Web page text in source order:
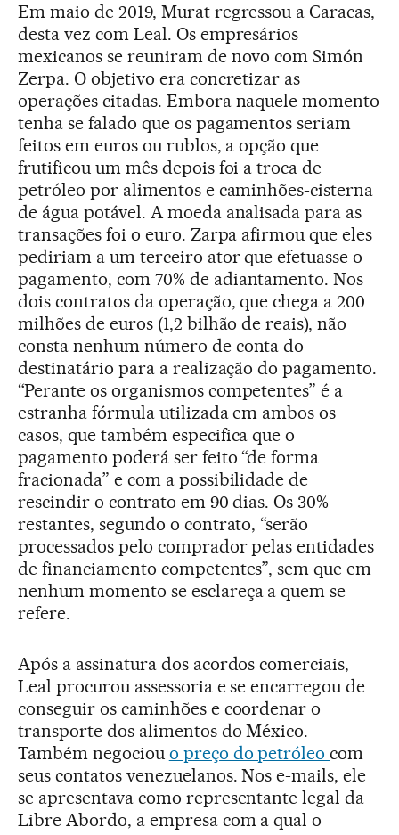
Em maio de 2019, Murat regressou a Caracas,
desta vez com Leal. Os empresários
mexicanos se reuniram de novo com Simón
Zerpa. O objetivo era concretizar as
operações citadas. Embora naquele momento
tenha se falado que os pagamentos seriam
feitos em euros ou rublos, a opção que
frutificou um mês depois foi a troca de
petróleo por alimentos e caminhões-cisterna
de água potável. A moeda analisada para as
transações foi o euro. Zarpa afirmou que eles
pediriam a um terceiro ator que efetuasse o
pagamento, com 70% de adiantamento. Nos
dois contratos da operação, que chega a 200
milhões de euros (1,2 bilhão de reais), não
consta nenhum número de conta do
destinatário para a realização do pagamento.
“Perante os organismos competentes” é a
estranha fórmula utilizada em ambos os
casos, que também especifica que o
pagamento poderá ser feito “de forma
fracionada” e com a possibilidade de
rescindir o contrato em 90 dias. Os 30%
restantes, segundo o contrato, “serão
processados pelo comprador pelas entidades
de financiamento competentes”, sem que em
nenhum momento se esclareça a quem se
refere.
Após a assinatura dos acordos comerciais,
Leal procurou assessoria e se encarregou de
conseguir os caminhões e coordenar o
transporte dos alimentos do México.
Também negociou o preço do petróleocom
seus contatos venezuelanos. Nos e-mails, ele
se apresentava como representante legal da
Libre Abordo, a empresa com a qual o